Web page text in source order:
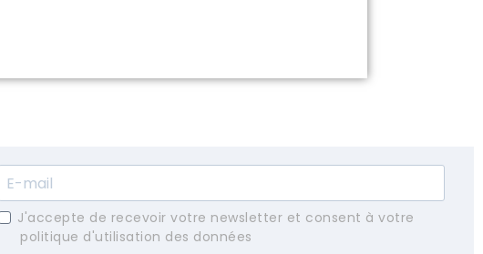
J'accepte de recevoir votre newsletter et consent à votre
politique d'utilisation des données